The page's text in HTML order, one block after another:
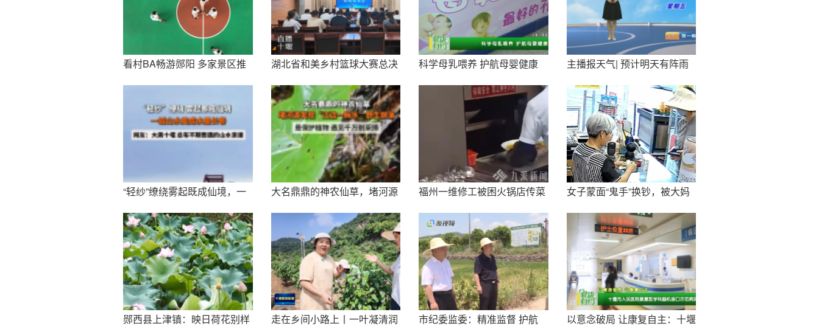
看村BA畅游郧阳 多家景区推
出观赛福利
湖北省和美乡村篮球大赛总决
赛8月13日在郧阳区开赛
科学母乳喂养 护航母婴健康
主播报天气| 预计明天有阵雨
或雷阵雨 局地大雨或暴雨
“轻纱”缭绕雾起既成仙境，一
城山水美成水墨长卷
大名鼎鼎的神农仙草，堵河源
发现“江边一碗水”野生群落
福州一维修工被困火锅店传菜
梯身亡
女子蒙面“鬼手”换钞，被大妈
当场揭穿
郧西县上津镇：映日荷花别样
走在乡间小路上丨一叶凝清润
市纪委监委：精准监督 护航
以意念破局 让康复自主：十堰